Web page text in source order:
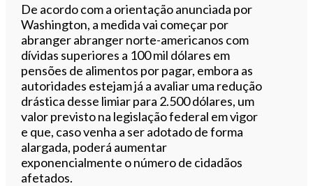
De acordo com a orientação anunciada por
Washington, a medida vai começar por
abranger abranger norte-americanos com
dívidas superiores a 100 mil dólares em
pensões de alimentos por pagar, embora as
autoridades estejam já a avaliar uma redução
drástica desse limiar para 2.500 dólares, um
valor previsto na legislação federal em vigor
e que, caso venha a ser adotado de forma
alargada, poderá aumentar
exponencialmente o número de cidadãos
afetados.